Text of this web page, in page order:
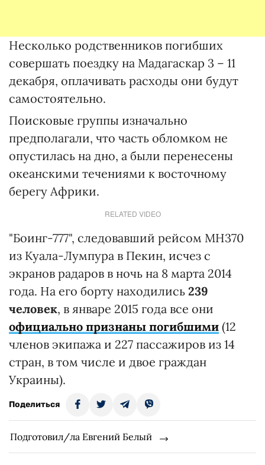
Несколько родственников погибших
совершать поездку на Мадагаскар 3 – 11
декабря, оплачивать расходы они будут
самостоятельно.
Поисковые группы изначально
предполагали, что часть обломком не
опустилась на дно, а были перенесены
океанскими течениями к восточному
берегу Африки.
RELATED VIDEO
"Боинг-777", следовавший рейсом MH370
из Куала-Лумпура в Пекин, исчез с
экранов радаров в ночь на 8 марта 2014
года. На его борту находились 239
человек, в январе 2015 года все они
официально признаны погибшими (12
членов экипажа и 227 пассажиров из 14
стран, в том числе и двое граждан
Украины).
Поделиться
Подготовил/ла Евгений Белый